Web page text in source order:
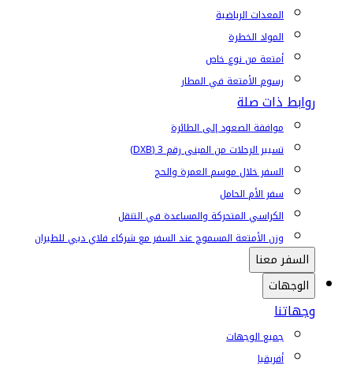
المعدات الرياضية
المواد الخطرة
أمتعة من نوع خاص
رسوم الأمتعة في المطار
روابط ذات صلة
موافقة الصعود إلى الطائرة
تسيير الرحلات من المبنى رقم 3 (DXB)
السفر خلال موسم العمرة والحج
سفر الأم الحامل
الكراسي المتحركة والمساعدة في التنقل
وزن الأمتعة المسموح عند السفر مع شركاء فلاي دبي للطيران
السفر معنا
الوجهات
وجهاتنا
جميع الوجهات
أفريقيا